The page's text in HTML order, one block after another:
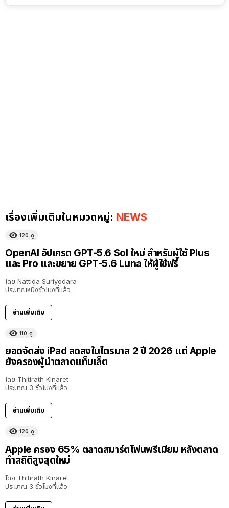
เรื่องเพิ่มเติมในหมวดหมู่: NEWS
120 ดู
OpenAI อัปเกรด GPT-5.6 Sol ใหม่ สำหรับผู้ใช้ Plus
และ Pro และขยาย GPT-5.6 Luna ให้ผู้ใช้ฟรี
โดย Nattida Suriyodara
ประมาณหนึ่งชั่วโมงที่แล้ว
อ่านเพิ่มเติม
110 ดู
ยอดจัดส่ง iPad ลดลงในไตรมาส 2 ปี 2026 แต่ Apple
ยังครองผู้นำตลาดแท็บเล็ต
โดย Thitirath Kinaret
ประมาณ 3 ชั่วโมงที่แล้ว
อ่านเพิ่มเติม
120 ดู
Apple ครอง 65% ตลาดสมาร์ตโฟนพรีเมียม หลังตลาด
ทำสถิติสูงสุดใหม่
โดย Thitirath Kinaret
ประมาณ 3 ชั่วโมงที่แล้ว